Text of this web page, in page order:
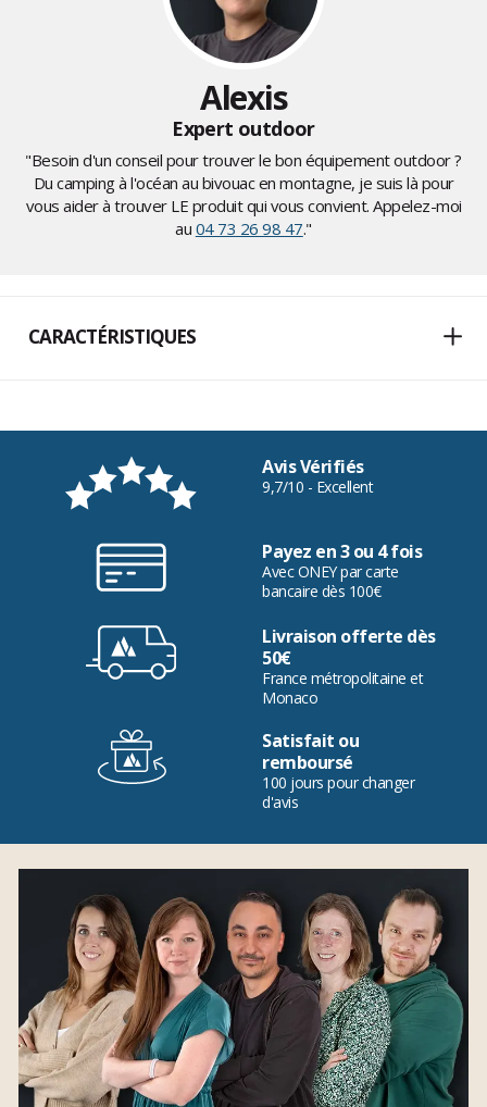
Alexis
Expert outdoor
"Besoin d'un conseil pour trouver le bon équipement outdoor ?
Du camping à l'océan au bivouac en montagne, je suis là pour
vous aider à trouver LE produit qui vous convient. Appelez-moi
au 04 73 26 98 47."
CARACTÉRISTIQUES
Avis Vérifiés
9,7/10 - Excellent
Payez en 3 ou 4 fois
Avec ONEY par carte
bancaire dès 100€
Livraison offerte dès
50€
France métropolitaine et
Monaco
Satisfait ou
remboursé
100 jours pour changer
d'avis